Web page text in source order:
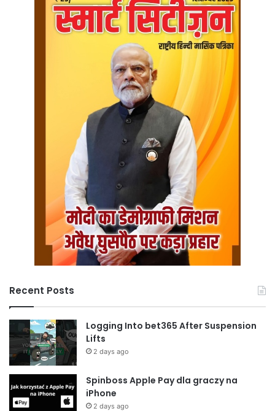
Recent Posts
Logging Into bet365 After Suspension
Lifts
2 days ago
Spinboss Apple Pay dla graczy na
iPhone
2 days ago